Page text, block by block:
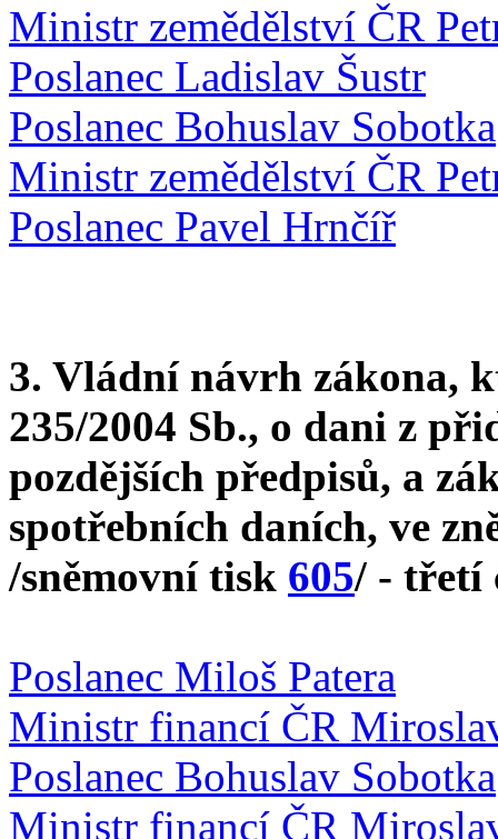
Ministr zemědělství ČR
Poslanec Ladislav Šustr
Poslanec Bohuslav Sobotka
Ministr zemědělství ČR
Poslanec Pavel Hrnčíř
3. Vládní návrh zákona,
235/2004 Sb., o dani z
pozdějších předpisů, a
spotřebních daních, ve
/sněmovní tisk 605/ - třetí
Poslanec Miloš Patera
Ministr financí ČR
Poslanec Bohuslav Sobotka
Ministr financí ČR